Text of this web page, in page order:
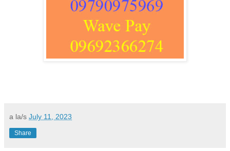
a la/s July 11, 2023
Share